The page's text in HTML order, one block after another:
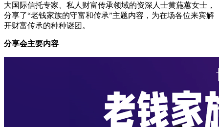
大国际信托专家、私人财富传承领域的资深人士黄葹蕙女士，
分享了“老钱家族的守富和传承”主题内容，为在场各位来宾解
开财富传承的种种谜团。
分享会主要内容